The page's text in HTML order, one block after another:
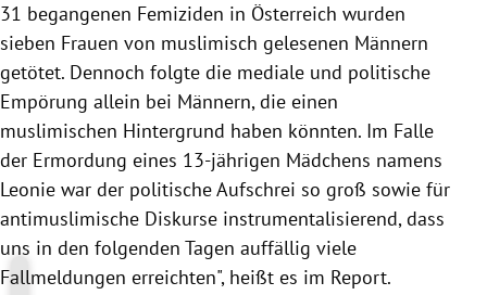
31 begangenen Femiziden in Österreich wurden
sieben Frauen von muslimisch gelesenen Männern
getötet. Dennoch folgte die mediale und politische
Empörung allein bei Männern, die einen
muslimischen Hintergrund haben könnten. Im Falle
der Ermordung eines 13-jährigen Mädchens namens
Leonie war der politische Aufschrei so groß sowie für
antimuslimische Diskurse instrumentalisierend, dass
uns in den folgenden Tagen auffällig viele
Fallmeldungen erreichten", heißt es im Report.